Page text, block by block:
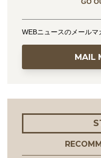
GO
WEBニュースのメールマ
MAIL